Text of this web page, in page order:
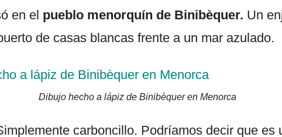
en el pueblo menorquín de Binibèquer. Un
de casas blancas frente a un mar azulado.
Dibujo hecho a lápiz de Binibèquer en Menorca
carboncillo. Podríamos decir que es